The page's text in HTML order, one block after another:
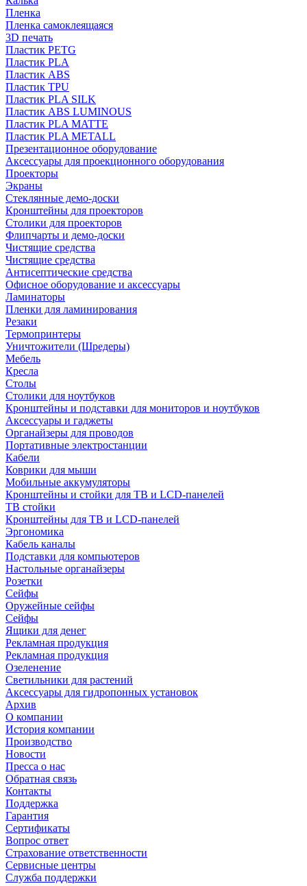
Пленка
Пленка самоклеящаяся
3D печать
Пластик PETG
Пластик PLA
Пластик ABS
Пластик TPU
Пластик PLA SILK
Пластик ABS LUMINOUS
Пластик PLA MATTE
Пластик PLA METALL
Презентационное оборудование
Аксессуары для проекционного оборудования
Проекторы
Экраны
Стеклянные демо-доски
Кронштейны для проекторов
Столики для проекторов
Флипчарты и демо-доски
Чистящие средства
Чистящие средства
Антисептические средства
Офисное оборудование и аксессуары
Ламинаторы
Пленки для ламинирования
Резаки
Термопринтеры
Уничтожители (Шредеры)
Мебель
Кресла
Столы
Столики для ноутбуков
Кронштейны и подставки для мониторов и ноутбуков
Аксессуары и гаджеты
Органайзеры для проводов
Портативные электростанции
Кабели
Коврики для мыши
Мобильные аккумуляторы
Кронштейны и стойки для ТВ и LCD-панелей
ТВ стойки
Кронштейны для ТВ и LCD-панелей
Эргономика
Кабель каналы
Подставки для компьютеров
Настольные органайзеры
Розетки
Сейфы
Оружейные сейфы
Сейфы
Ящики для денег
Рекламная продукция
Рекламная продукция
Озеленение
Светильники для растений
Аксессуары для гидропонных установок
Архив
О компании
История компании
Производство
Новости
Пресса о нас
Обратная связь
Контакты
Поддержка
Гарантия
Сертификаты
Вопрос ответ
Страхование ответственности
Сервисные центры
Служба поддержки